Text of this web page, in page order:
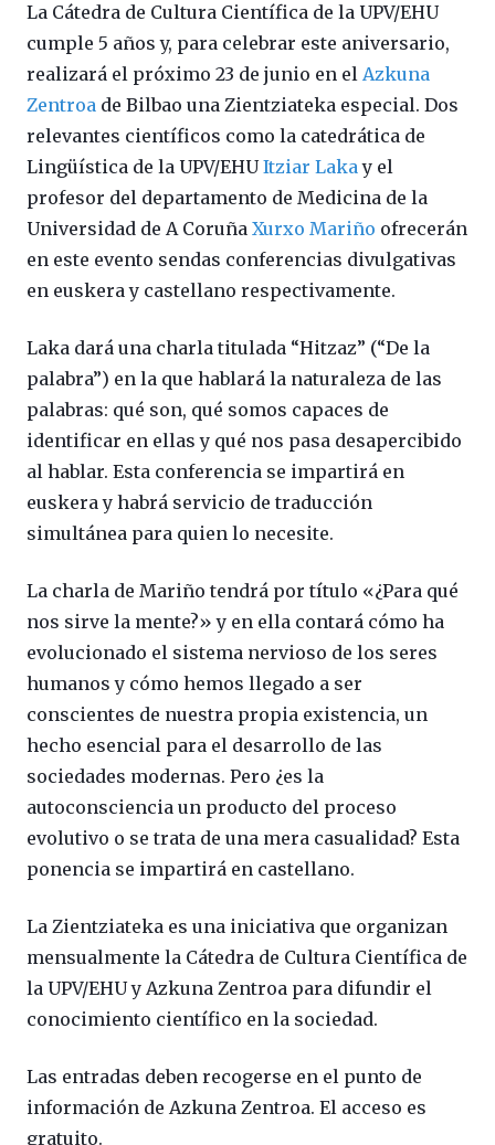
La Cátedra de Cultura Científica de la UPV/EHU
cumple 5 años y, para celebrar este aniversario,
realizará el próximo 23 de junio en el Azkuna
Zentroa de Bilbao una Zientziateka especial. Dos
relevantes científicos como la catedrática de
Lingüística de la UPV/EHUItziar Lakay el
profesor del departamento de Medicina de la
Universidad de A Coruña Xurxo Mariño ofrecerán
en este evento sendas conferencias divulgativas
en euskera y castellano respectivamente.
Laka dará una charla titulada “Hitzaz” (“De la
palabra”) en la que hablará la naturaleza de las
palabras: qué son, qué somos capaces de
identificar en ellas y qué nos pasa desapercibido
al hablar. Esta conferencia se impartirá en
euskera y habrá servicio de traducción
simultánea para quien lo necesite.
La charla de Mariño tendrá por título «¿Para qué
nos sirve la mente?» y en ella contará cómo ha
evolucionado el sistema nervioso de los seres
humanos y cómo hemos llegado a ser
conscientes de nuestra propia existencia, un
hecho esencial para el desarrollo de las
sociedades modernas. Pero ¿es la
autoconsciencia un producto del proceso
evolutivo o se trata de una mera casualidad? Esta
ponencia se impartirá en castellano.
La Zientziateka es una iniciativa que organizan
mensualmente la Cátedra de Cultura Científica de
la UPV/EHU y Azkuna Zentroa para difundir el
conocimiento científico en la sociedad.
Las entradas deben recogerse en el punto de
información de Azkuna Zentroa. El acceso es
gratuito.